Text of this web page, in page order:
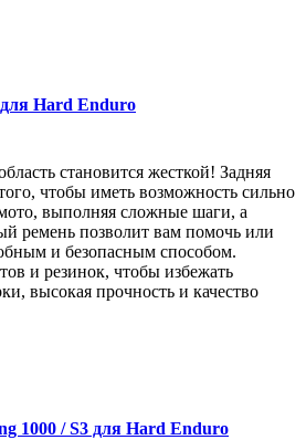
Hard Enduro
становится жесткой! Задняя
чтобы иметь возможность сильно
выполняя сложные шаги, а
ремень позволит вам помочь или
и безопасным способом.
и резинок, чтобы избежать
высокая прочность и качество
1000 / S3 для Hard Enduro